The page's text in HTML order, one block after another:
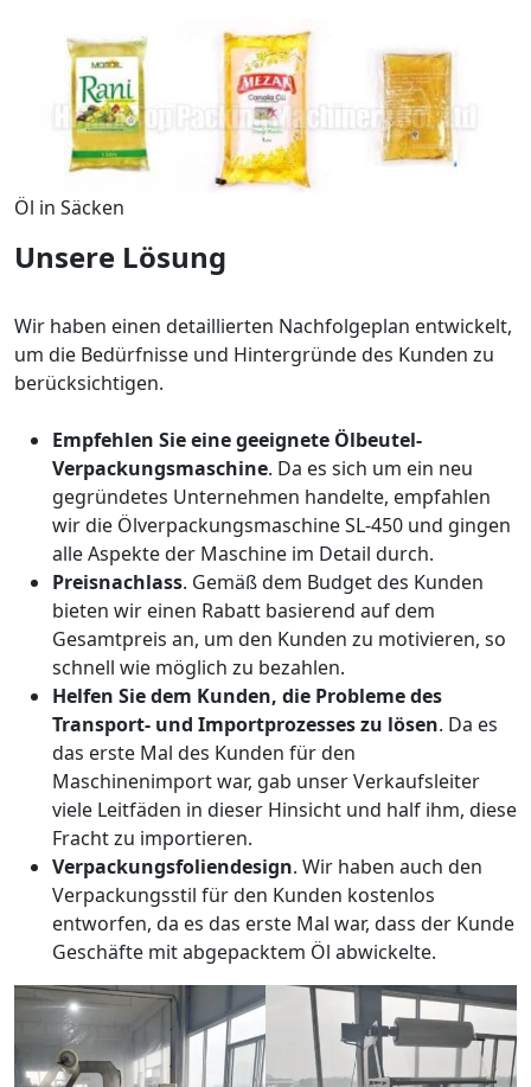
Öl in Säcken
Unsere Lösung
Wir haben einen detaillierten Nachfolgeplan entwickelt,
um die Bedürfnisse und Hintergründe des Kunden zu
berücksichtigen.
Empfehlen Sie eine geeignete Ölbeutel-
Verpackungsmaschine. Da es sich um ein neu
gegründetes Unternehmen handelte, empfahlen
wir die Ölverpackungsmaschine SL-450 und gingen
alle Aspekte der Maschine im Detail durch.
Preisnachlass. Gemäß dem Budget des Kunden
bieten wir einen Rabatt basierend auf dem
Gesamtpreis an, um den Kunden zu motivieren, so
schnell wie möglich zu bezahlen.
Helfen Sie dem Kunden, die Probleme des
Transport- und Importprozesses zu lösen. Da es
das erste Mal des Kunden für den
Maschinenimport war, gab unser Verkaufsleiter
viele Leitfäden in dieser Hinsicht und half ihm, diese
Fracht zu importieren.
Verpackungsfoliendesign. Wir haben auch den
Verpackungsstil für den Kunden kostenlos
entworfen, da es das erste Mal war, dass der Kunde
Geschäfte mit abgepacktem Öl abwickelte.